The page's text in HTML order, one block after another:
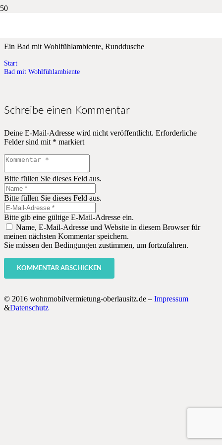
Ein Bad mit Wohlfühlambiente, Runddusche
Start
Bad mit Wohlfühlambiente
Schreibe einen Kommentar
Deine E-Mail-Adresse wird nicht veröffentlicht. Erforderliche
Felder sind mit * markiert
Bitte füllen Sie dieses Feld aus.
Bitte füllen Sie dieses Feld aus.
Bitte gib eine gültige E-Mail-Adresse ein.
Name, E-Mail-Adresse und Website in diesem Browser für
meinen nächsten Kommentar speichern.
Sie müssen den Bedingungen zustimmen, um fortzufahren.
KOMMENTAR ABSCHICKEN
© 2016 wohnmobilvermietung-oberlausitz.de – Impressum
&Datenschutz